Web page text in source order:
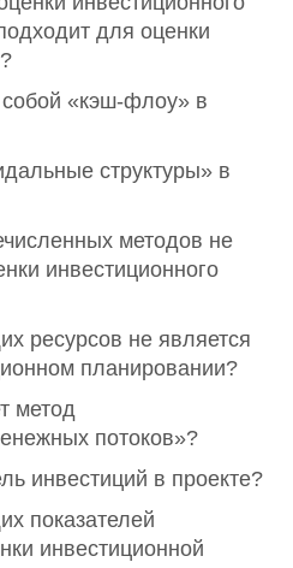
для оценки
«кэш-флоу» в
структуры» в
методов не
инвестиционного
ресурсов не является
планировании?
метод
потоков»?
инвестиций в проекте?
показателей
инвестиционной